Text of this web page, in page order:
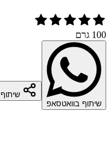
100 גרם
שיתוף בוואטסאפ
שיתוף